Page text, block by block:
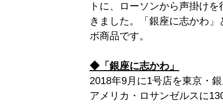
トに、ローソンから声掛け
きました。「銀座に志かわ
ボ商品です。
◆「銀座に志かわ」
2018年9月に1号店を東京・
アメリカ・ロサンゼルスに